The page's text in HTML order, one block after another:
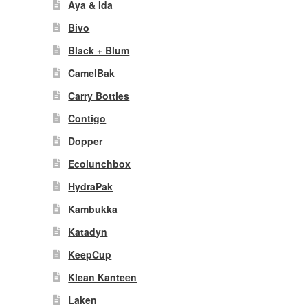
Aya & Ida
Bivo
Black + Blum
CamelBak
Carry Bottles
Contigo
Dopper
Ecolunchbox
HydraPak
Kambukka
Katadyn
KeepCup
Klean Kanteen
Laken